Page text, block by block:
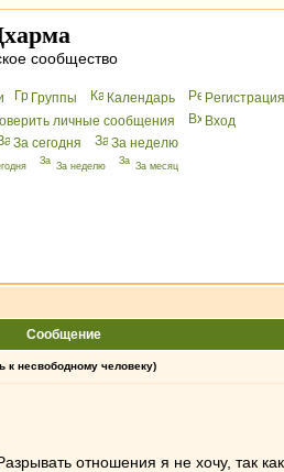
сообщество
Группы Календарь
Peгиcтрaция
личные сообщения
Вхoд
За сегодня За неделю
За неделю За месяц
Сообщение
к несвободному человеку)
отношения я не хочу, так